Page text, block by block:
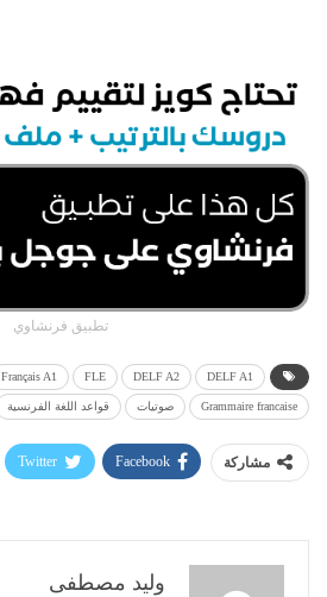
تطبيق فرنشاوي
DELF A1
DELF A2
FLE
Français A1
Grammaire francaise صوتيات قواعد اللغة الفرنسية
مشاركة Facebook
Twitter
وليد مصطفى